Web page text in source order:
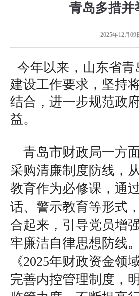
青岛多措并
2025年12月09
今年以来，山东省
建设工作要求，坚持
结合，进一步规范政
益。
青岛市财政局一方
采购清廉制度防线，
教育作为必修课，通
话、警示教育等形式
合起来，引导党员增
牢廉洁自律思想防线
《2025年财政资金
完善内控管理制度，